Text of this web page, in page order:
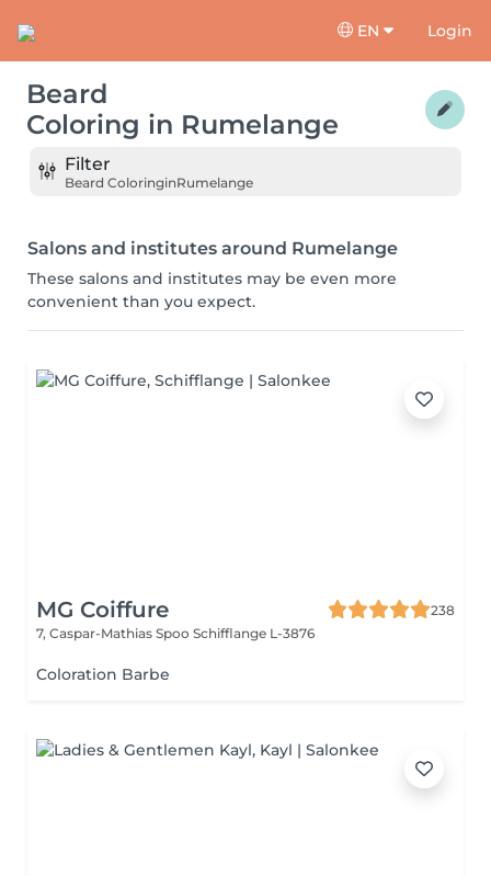
EN Login
Beard
Coloring in Rumelange
Filter
Beard ColoringinRumelange
Salons and institutes around Rumelange
These salons and institutes may be even more
convenient than you expect.
MG Coiffure
238
7, Caspar-Mathias Spoo Schifflange L-3876
Coloration Barbe